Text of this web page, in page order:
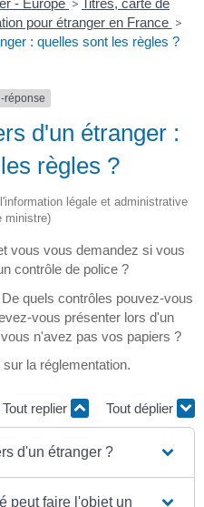
- Europe > Titres, carte de
pour étranger en France >
: quelles sont les règles ?
réponse
d'un étranger :
règles ?
légale et administrative
ministre)
vous vous demandez si vous
contrôle de police ?
quels contrôles pouvez-vous
vous présenter lors d'un
n'avez pas vos papiers ?
la réglementation.
Tout replier Tout déplier
d'un étranger ?
peut faire l'objet un